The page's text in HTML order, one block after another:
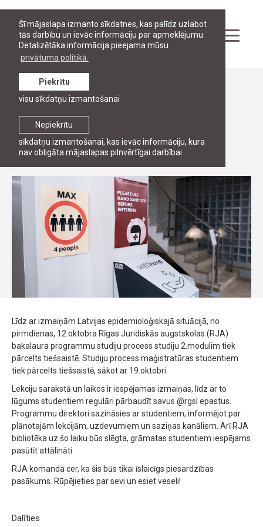
Šī mājaslapa izmanto sīkdatnes, kas palīdz uzlabot
tās darbību un ievāc informāciju par apmeklējumu.
Detalizētāka informācija pieejama mūsu
privātuma politikā.
Nepiekrītu
sīkdatņu izmantošanai, kas ievāc informāciju, kura
nav obligāta mājaslapas pilnvērtīgai darbībai
Piekrītu
visu sīkdatņu izmantošanai
Ziņas
STUDIJAS
RJA pārceļ tiešsaistē studiju 2.moduli
9. oktobris, 2020
Līdz ar izmaiņām Latvijas epidemioloģiskajā situācijā, no
pirmdienas, 12.oktobra Rīgas Juridiskās augstskolas (RJA)
bakalaura programmu studiju process studiju 2.modulim tiek
pārcelts tiešsaistē. Studiju process maģistratūras studentiem
tiek pārcelts tiešsaistē, sākot ar 19.oktobri.
Lekciju sarakstā un laikos ir iespējamas izmaiņas, līdz ar to
lūgums studentiem regulāri pārbaudīt savus @rgsl epastus.
Programmu direktori sazināsies ar studentiem, informējot par
plānotajām lekcijām, uzdevumiem un saziņas kanāliem. Arī RJA
bibliotēka uz šo laiku būs slēgta, grāmatas studentiem iespējams
pasūtīt attālināti.
RJA komanda cer, ka šis būs tikai īslaicīgs piesardzības
pasākums. Rūpējieties par sevi un esiet veseli!
Dalīties